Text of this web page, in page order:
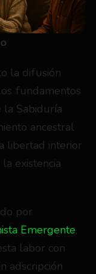
la difusión
fundamentos
la Sabiduría
ancestral
libertad interior
existencia
por
Emergente,
labor con
adscripción